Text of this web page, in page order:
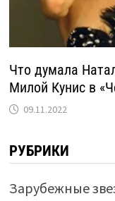
Что думала
Милой Кунис в
09.11.2022
РУБРИКИ
Зарубежные